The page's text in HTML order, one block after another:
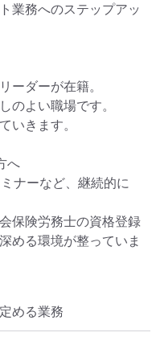
業務へのステップアッ
ーダーが在籍。
のよい職場です。
いきます。
へ
ナーなど、継続的に
保険労務士の資格登録
める環境が整っていま
める業務